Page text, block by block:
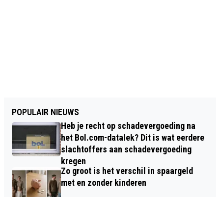
POPULAIR NIEUWS
Heb je recht op schadevergoeding na
het Bol.com-datalek? Dit is wat eerdere
slachtoffers aan schadevergoeding
kregen
Zo groot is het verschil in spaargeld
met en zonder kinderen